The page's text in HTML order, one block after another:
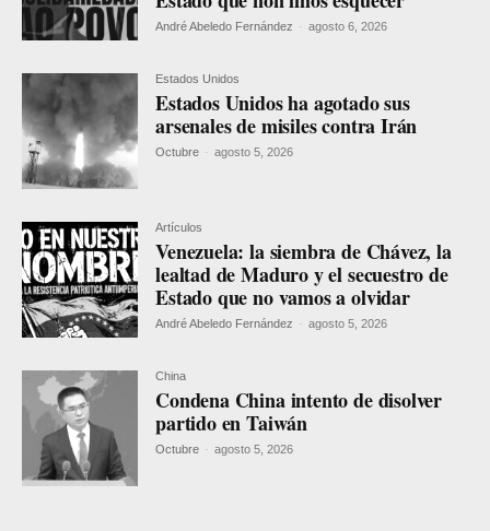
André Abeledo Fernández - agosto 6, 2026
Estados Unidos
Estados Unidos ha agotado sus
arsenales de misiles contra Irán
Octubre - agosto 5, 2026
Artículos
Venezuela: la siembra de Chávez, la
lealtad de Maduro y el secuestro de
Estado que no vamos a olvidar
André Abeledo Fernández - agosto 5, 2026
China
Condena China intento de disolver
partido en Taiwán
Octubre - agosto 5, 2026